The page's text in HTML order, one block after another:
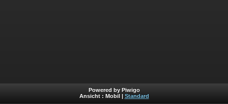
Powered by Piwigo
Ansicht : Mobil Standard